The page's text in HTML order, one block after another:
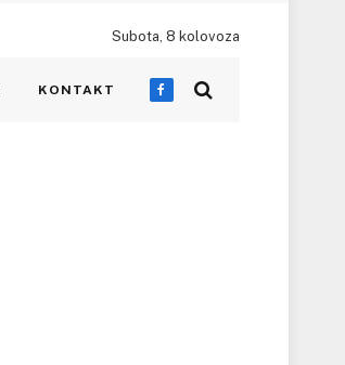
Subota, 8 kolovoza
KONTAKT
Facebook